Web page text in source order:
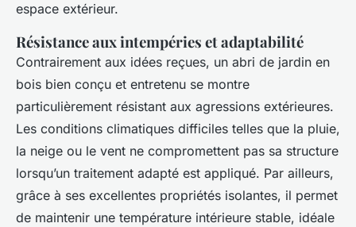
espace extérieur.
Résistance aux intempéries et adaptabilité
Contrairement aux idées reçues, un abri de jardin en
bois bien conçu et entretenu se montre
particulièrement résistant aux agressions extérieures.
Les conditions climatiques difficiles telles que la pluie,
la neige ou le vent ne compromettent pas sa structure
lorsqu’un traitement adapté est appliqué. Par ailleurs,
grâce à ses excellentes propriétés isolantes, il permet
de maintenir une température intérieure stable, idéale